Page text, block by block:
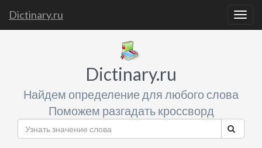
Dictinary.ru
Dictinary.ru
Найдем определение для любого слова
Поможем разгадать кроссворд